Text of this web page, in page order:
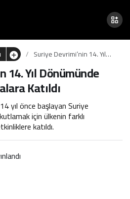
Suriye Devrimi’nin 14. Yıl
Dönümünde Yüzbinler
Kutlamalara Katıldı
14. Yıl Dönümünde
Katıldı
yıl önce başlayan Suriye
için ülkenin farklı
katıldı.
0